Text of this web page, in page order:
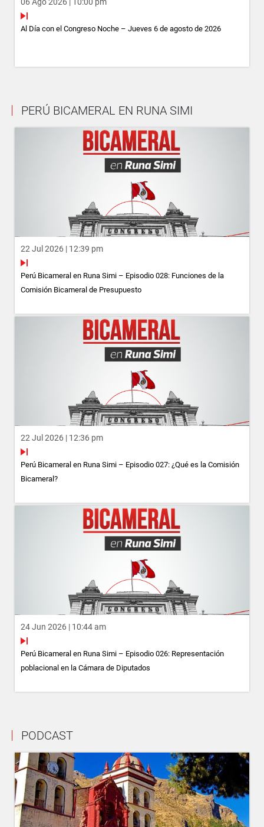
06 Ago 2026 | 10:00 pm
Al Día con el Congreso Noche – Jueves 6 de agosto de 2026
PERÚ BICAMERAL EN RUNA SIMI
22 Jul 2026 | 12:39 pm
Perú Bicameral en Runa Simi – Episodio 028: Funciones de la
Comisión Bicameral de Presupuesto
22 Jul 2026 | 12:36 pm
Perú Bicameral en Runa Simi – Episodio 027: ¿Qué es la Comisión
Bicameral?
24 Jun 2026 | 10:44 am
Perú Bicameral en Runa Simi – Episodio 026: Representación
poblacional en la Cámara de Diputados
PODCAST